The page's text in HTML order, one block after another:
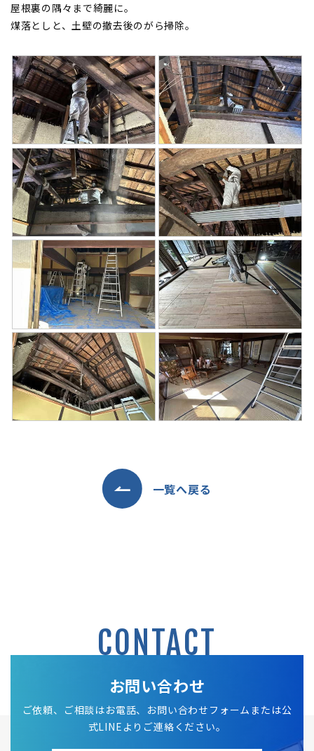
屋根裏の隅々まで綺麗に。
煤落としと、土壁の撤去後のがら掃除。
一覧へ戻る
CONTACT
お問い合わせ
ご依頼、ご相談はお電話、お問い合わせフォームまたは公
式LINEよりご連絡ください。